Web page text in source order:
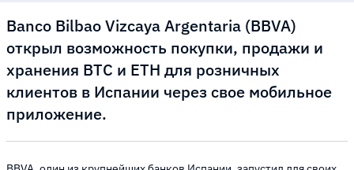
Banco Bilbao Vizcaya Argentaria (BBVA)
открыл возможность покупки, продажи и
хранения BTC и ETH для розничных
клиентов в Испании через свое мобильное
приложение.